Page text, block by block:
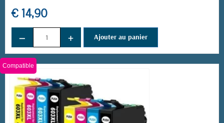
€ 14,90
− + Ajouter au panier
Compatible